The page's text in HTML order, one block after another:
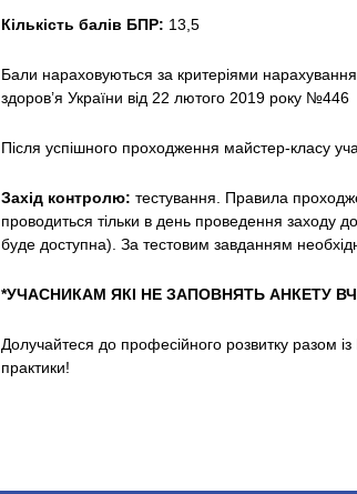
Кількість балів БПР: 13,5
Бали нараховуються за критеріями
здоров’я України від 22 лютого 2019 року №446
Після успішного проходження майстер-класу
Захід контролю: тестування. Правила
проводиться тільки в день проведення заходу
буде доступна). За тестовим завданням
*УЧАСНИКАМ ЯКІ НЕ ЗАПОВНЯТЬ АНКЕТУ
Долучайтеся до професійного розвитку разом
практики!